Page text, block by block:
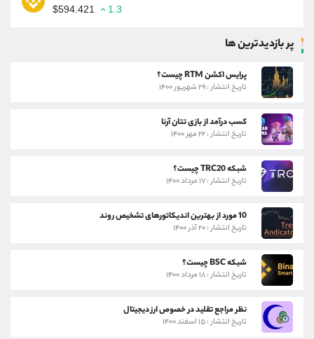
$594.421 1.3
پر بازدیدترین ها
پرایس اکشن RTM چیست؟
تاریخ انتشار : ۲۹ شهریور ۱۴۰۰
کسب درآمد از بازی تتان آرنا
تاریخ انتشار : ۲۲ مهر ۱۴۰۰
شبکه TRC20 چیست؟
تاریخ انتشار : ۱۷ مرداد ۱۴۰۰
10 مورد از بهترین اندیکاتورهای تشخیص روند
تاریخ انتشار : ۲۰ آذر ۱۴۰۰
شبکه BSC چیست؟
تاریخ انتشار : ۱۸ مرداد ۱۴۰۰
نظر مراجع تقلید در خصوص ارز دیجیتال
تاریخ انتشار : ۱۵ اسفند ۱۴۰۰